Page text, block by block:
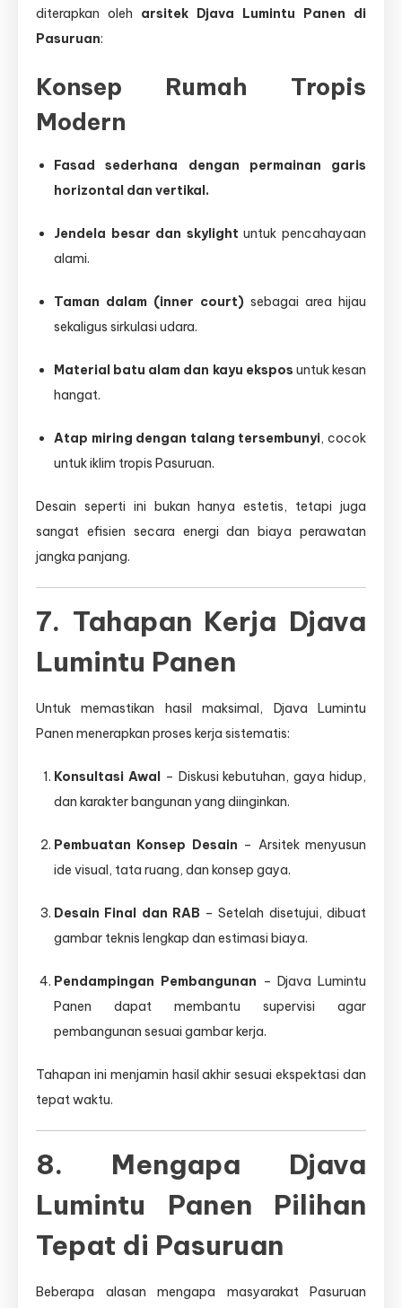
diterapkan oleh arsitek Djava Lumintu Panen di
Pasuruan:
Konsep Rumah Tropis
Modern
Fasad sederhana dengan permainan garis
horizontal dan vertikal.
Jendela besar dan skylight untuk pencahayaan
alami.
Taman dalam (inner court) sebagai area hijau
sekaligus sirkulasi udara.
Material batu alam dan kayu ekspos untuk kesan
hangat.
Atap miring dengan talang tersembunyi, cocok
untuk iklim tropis Pasuruan.
Desain seperti ini bukan hanya estetis, tetapi juga
sangat efisien secara energi dan biaya perawatan
jangka panjang.
7. Tahapan Kerja Djava
Lumintu Panen
Untuk memastikan hasil maksimal, Djava Lumintu
Panen menerapkan proses kerja sistematis:
Konsultasi Awal– Diskusi kebutuhan, gaya hidup,
dan karakter bangunan yang diinginkan.
Pembuatan Konsep Desain – Arsitek menyusun
ide visual, tata ruang, dan konsep gaya.
Desain Final dan RAB – Setelah disetujui, dibuat
gambar teknis lengkap dan estimasi biaya.
Pendampingan Pembangunan – Djava Lumintu
Panen dapat membantu supervisi agar
pembangunan sesuai gambar kerja.
Tahapan ini menjamin hasil akhir sesuai ekspektasi dan
tepat waktu.
8. Mengapa Djava
Lumintu Panen Pilihan
Tepat di Pasuruan
Beberapa alasan mengapa masyarakat Pasuruan